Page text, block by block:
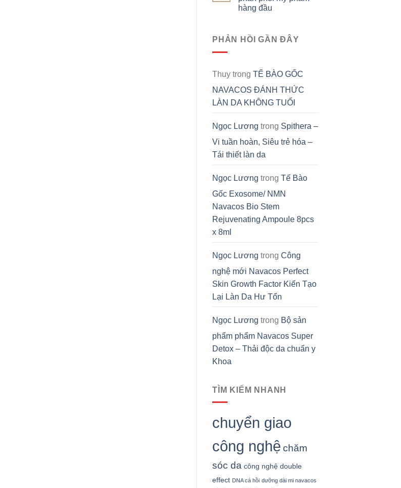
hàng đầu
PHẢN HỒI GẦN ĐÂY
Thuy trong TẾ BÀO GỐC
NAVACOS ĐÁNH THỨC
LÀN DA KHÔNG TUỔI
Ngọc Lương trong Spithera –
Vi tuần hoàn, Siêu trẻ hóa –
Tái thiết làn da
Ngọc Lương trong Tế Bào
Gốc Exosome/ NMN
Navacos Bio Stem
Rejuvenating Ampoule 8pcs
x 8ml
Ngọc Lương trong Công
nghệ mới Navacos Perfect
Skin Growth Factor Kiến Tạo
Lại Làn Da Hư Tổn
Ngọc Lương trong Bộ sản
phẩm phẩm Navacos Super
Detox – Thải độc da chuẩn y
Khoa
TÌM KIẾM NHANH
chuyển giao
công nghệ chăm
sóc da công nghệ double
effect DNA cá hồi dưỡng dài mi navacos